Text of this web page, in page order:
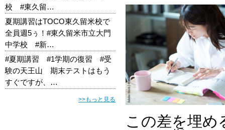
この差を埋め
校 #東久留…
夏期講習はTOCO東久留米校で
全員週5ぅ！#東久留米市立大門
中学校 #新…
#夏期講習 #1学期の復習 #受
験の天王山 期末テストはもう
すぐですが、…
>>もっと見る